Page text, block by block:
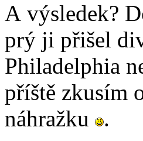
A výsledek?
prý ji přišel
Philadelphia
příště zkusím
náhražku
.